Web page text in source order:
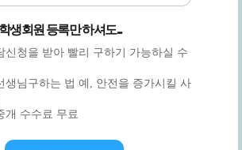
생회원 등록만 하셔도...
신청을 받아 빨리 구하기 가능하실 수
생님구하는 법 예, 안전을 증가시킬 사
개 수수료 무료